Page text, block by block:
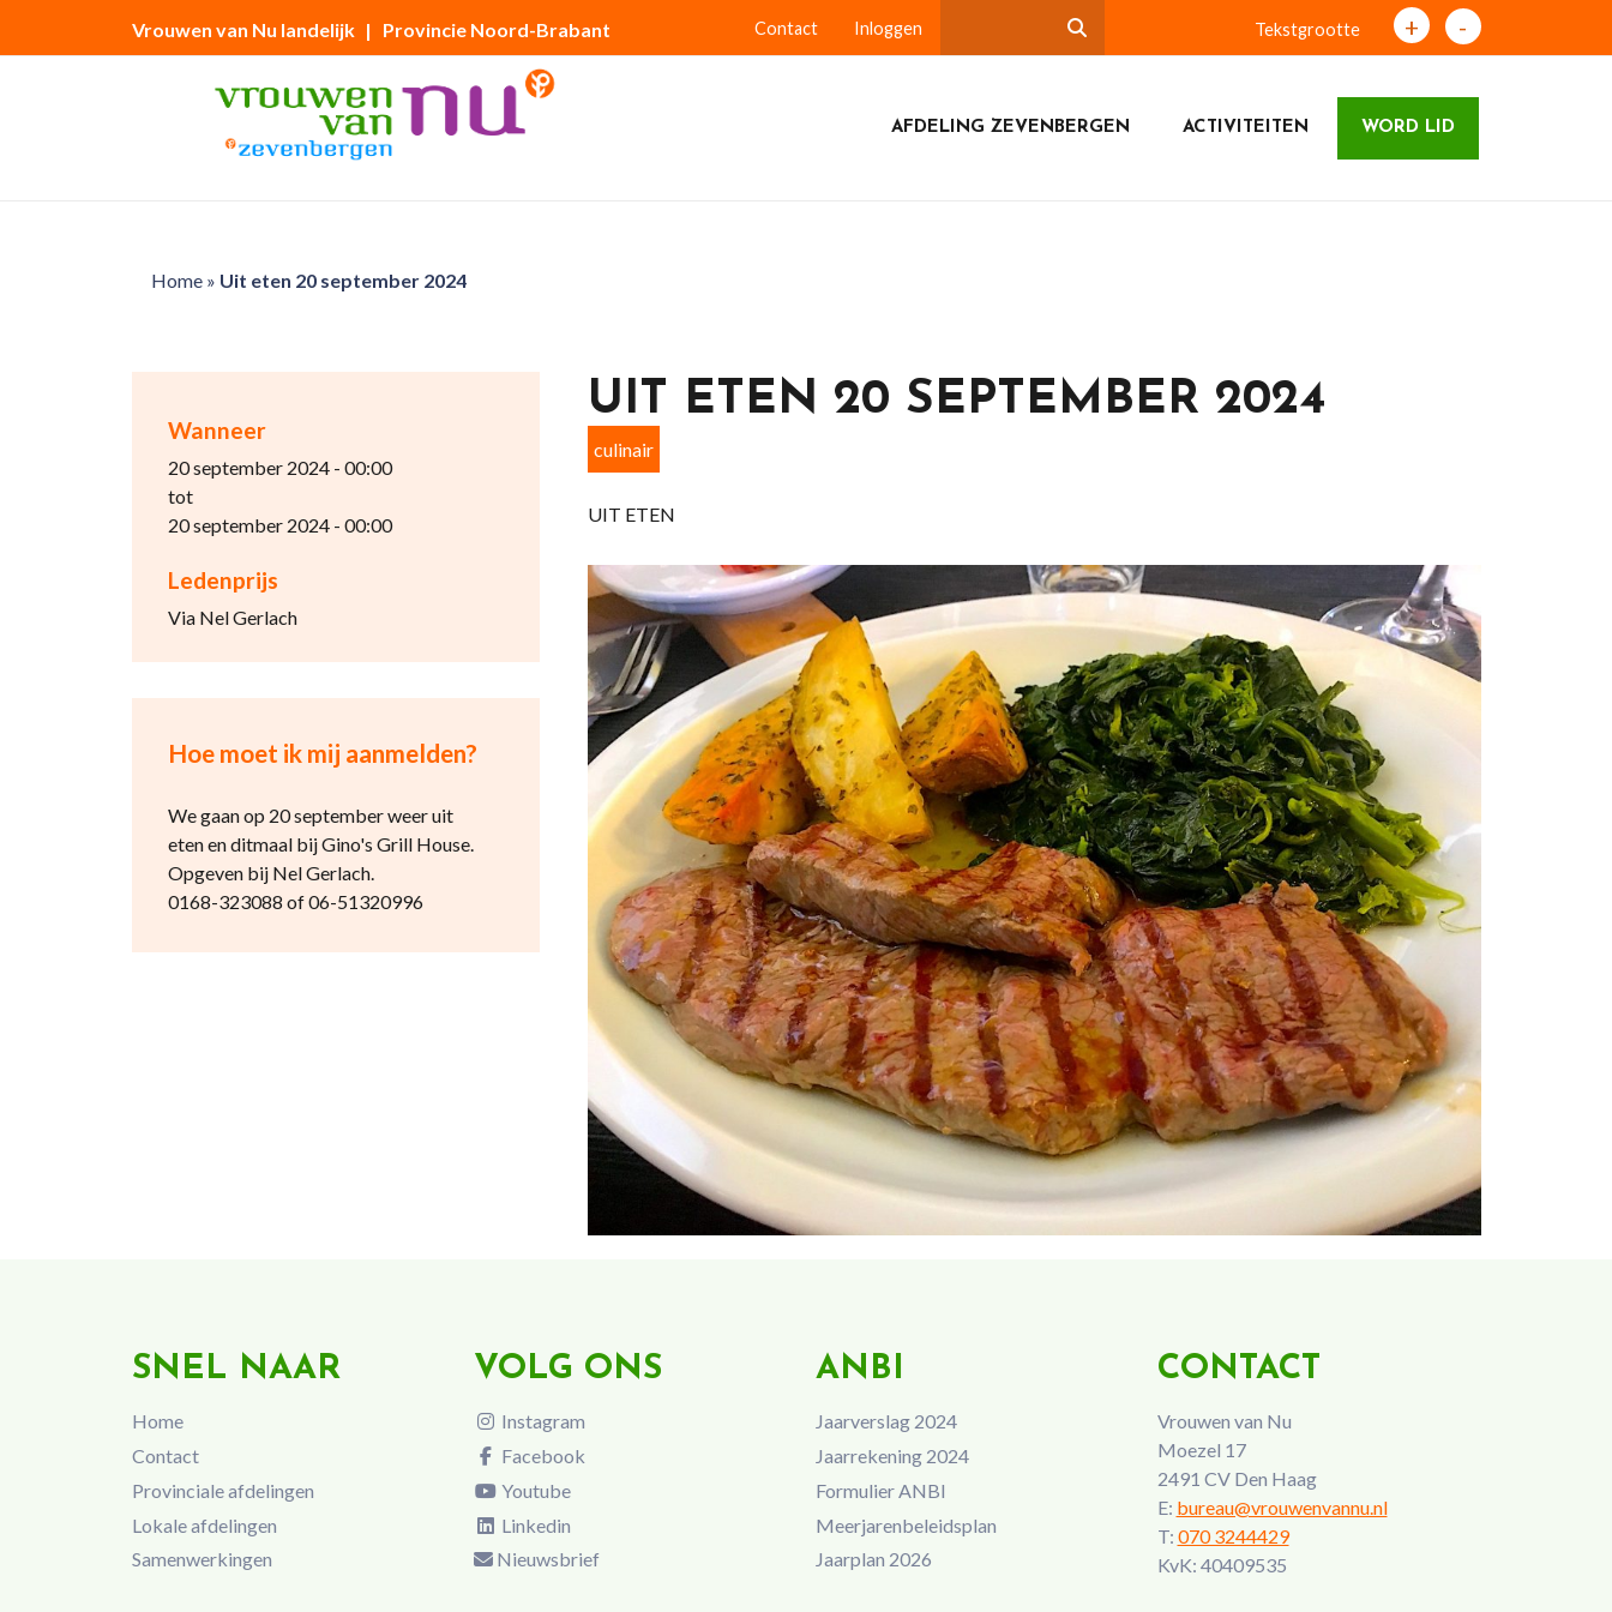
Vrouwen van Nu landelijk | Provincie Noord-Brabant Contact Inloggen Tekstgrootte + -
AFDELING ZEVENBERGEN ACTIVITEITEN WORD LID
Home» Uit eten 20 september 2024
Wanneer
20 september 2024 - 00:00
tot
20 september 2024 - 00:00
Ledenprijs
Via Nel Gerlach
Hoe moet ik mij aanmelden?
We gaan op 20 september weer uit
eten en ditmaal bij Gino's Grill House.
Opgeven bij Nel Gerlach.
0168-323088 of 06-51320996
UIT ETEN 20 SEPTEMBER 2024
culinair
UIT ETEN
SNEL NAAR
Home
Contact
Provinciale afdelingen
Lokale afdelingen
Samenwerkingen
VOLG ONS
Instagram
Facebook
Youtube
Linkedin
Nieuwsbrief
ANBI
Jaarverslag 2024
Jaarrekening 2024
Formulier ANBI
Meerjarenbeleidsplan
Jaarplan 2026
CONTACT
Vrouwen van Nu
Moezel 17
2491 CV Den Haag
E: bureau@vrouwenvannu.nl
T: 070 3244429
KvK: 40409535